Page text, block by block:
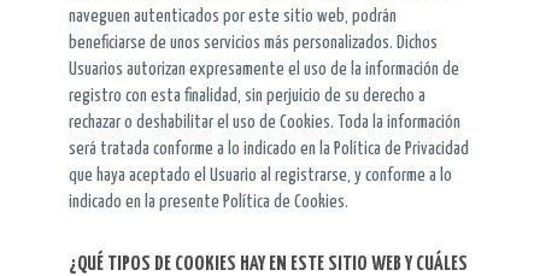
naveguen autenticados por este sitio web, podrán
beneficiarse de unos servicios más personalizados. Dichos
Usuarios autorizan expresamente el uso de la información de
registro con esta finalidad, sin perjuicio de su derecho a
rechazar o deshabilitar el uso de Cookies. Toda la información
será tratada conforme a lo indicado en la Política de Privacidad
que haya aceptado el Usuario al registrarse, y conforme a lo
indicado en la presente Política de Cookies.
¿QUÉ TIPOS DE COOKIES HAY EN ESTE SITIO WEB Y CUÁLES